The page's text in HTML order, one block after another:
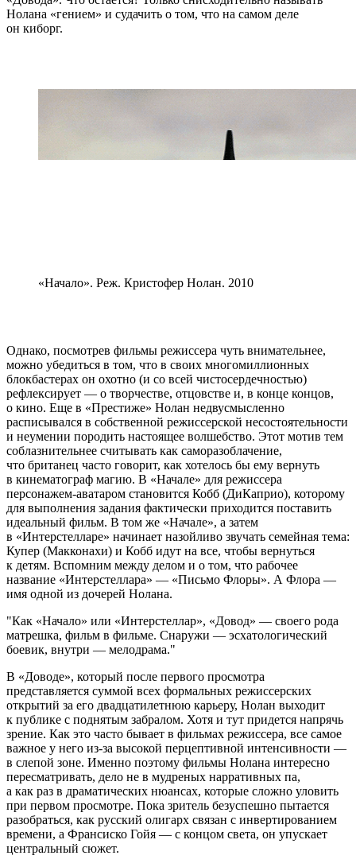
Нолана «гением» и судачить о том, что на самом деле
он киборг.
«Начало». Реж. Кристофер Нолан. 2010
Однако, посмотрев фильмы режиссера чуть внимательнее,
можно убедиться в том, что в своих многомиллионных
блокбастерах он охотно (и со всей чистосердечностью)
рефлексирует — о творчестве, отцовстве и, в конце концов,
о кино. Еще в «Престиже» Нолан недвусмысленно
расписывался в собственной режиссерской несостоятельности
и неумении породить настоящее волшебство. Этот мотив тем
соблазнительнее считывать как саморазоблачение,
что британец часто говорит, как хотелось бы ему вернуть
в кинематограф магию. В «Начале» для режиссера
персонажем-аватаром становится Кобб (ДиКаприо), которому
для выполнения задания фактически приходится поставить
идеальный фильм. В том же «Начале», а затем
в «Интерстелларе» начинает назойливо звучать семейная тема:
Купер (Макконахи) и Кобб идут на все, чтобы вернуться
к детям. Вспомним между делом и о том, что рабочее
название «Интерстеллара» — «Письмо Флоры». А Флора —
имя одной из дочерей Нолана.
Как «Начало» или «Интерстеллар», «Довод» — своего рода
матрешка, фильм в фильме. Снаружи — эсхатологический
боевик, внутри — мелодрама.
В «Доводе», который после первого просмотра
представляется суммой всех формальных режиссерских
открытий за его двадцатилетнюю карьеру, Нолан выходит
к публике с поднятым забралом. Хотя и тут придется напрячь
зрение. Как это часто бывает в фильмах режиссера, все самое
важное у него из-за высокой перцептивной интенсивности —
в слепой зоне. Именно поэтому фильмы Нолана интересно
пересматривать, дело не в мудреных нарративных па,
а как раз в драматических нюансах, которые сложно уловить
при первом просмотре. Пока зритель безуспешно пытается
разобраться, как русский олигарх связан с инвертированием
времени, а Франсиско Гойя — с концом света, он упускает
центральный сюжет.